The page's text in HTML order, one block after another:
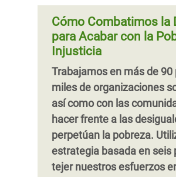
Cómo Combatimos la
para Acabar con la
Injusticia
Trabajamos en más de 90
miles de organizaciones
así como con las
hacer frente a las
perpetúan la pobreza.
estrategia basada en seis
tejer nuestros esfuerzos